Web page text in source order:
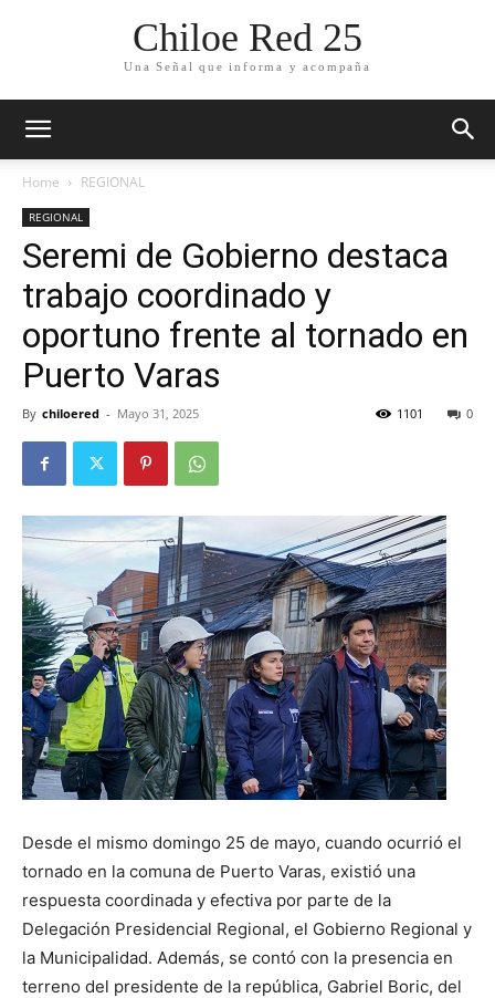
Chiloe Red 25
Una Señal que informa y acompaña
Home REGIONAL
REGIONAL
Seremi de Gobierno destaca
trabajo coordinado y
oportuno frente al tornado en
Puerto Varas
By chiloered - Mayo 31, 2025 0
1101
Desde el mismo domingo 25 de mayo, cuando ocurrió el
tornado en la comuna de Puerto Varas, existió una
respuesta coordinada y efectiva por parte de la
Delegación Presidencial Regional, el Gobierno Regional y
la Municipalidad. Además, se contó con la presencia en
terreno del presidente de la república, Gabriel Boric, del